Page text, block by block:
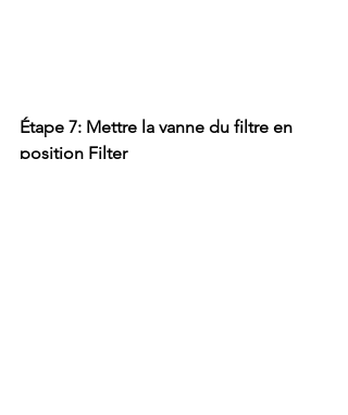
Étape 7: Mettre la vanne du filtre en
position Filter